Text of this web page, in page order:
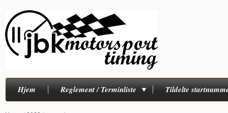
Hjem Reglement / Terminliste Tildelte